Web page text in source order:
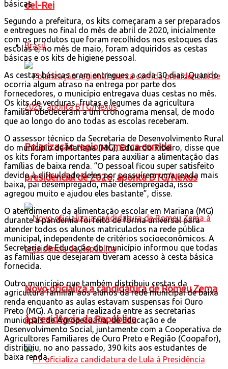
del-Rei
Brasil
Polarização regional marca corrida
presidencial de 2026, aponta BTG/Nexus
Novo oficializa a candidatura de Romeu Zema
à presidência da República
básicas.
Segundo a prefeitura, os kits começaram a ser preparados
e entregues no final do mês de abril de 2020, inicialmente
com os produtos que foram recolhidos nos estoques das
escolas e, no mês de maio, foram adquiridos as cestas
básicas e os kits de higiene pessoal.
As cestas básicas eram entregues a cada 30 dias. Quando
ocorria algum atraso na entrega por parte dos
fornecedores, o município entregava duas cestas no mês.
Os kits de verduras, frutas e legumes da agricultura
familiar obedeceram a um cronograma mensal, de modo
que ao longo do ano todas as escolas receberam.
O assessor técnico da Secretaria de Desenvolvimento Rural
do município de Mariana (MG), Eduardo Ribeiro, disse que
os kits foram importantes para auxiliar a alimentação das
famílias de baixa renda. “O pessoal ficou super satisfeito
devido à dificuldade deles por possuírem uma renda mais
baixa, pai desempregado, mãe desempregada, isso
agregou muito e ajudou eles bastante”, disse.
O atendimento da alimentação escolar em Mariana (MG)
durante a pandemia foi feito de forma universal para
atender todos os alunos matriculados na rede pública
municipal, independente de critérios socioeconômicos. A
Secretaria de Educação do município informou que todas
as famílias que desejaram tiveram acesso à cesta básica
fornecida.
Outro município que também distribuiu cestas da
agricultura familiar aos alunos da rede municipal de baixa
renda enquanto as aulas estavam suspensas foi Ouro
Preto (MG). A parceria realizada entre as secretarias
municipais de Agropecuária, de Educação e de
Desenvolvimento Social, juntamente com a Cooperativa de
Agricultores Familiares de Ouro Preto e Região (Coopafor),
distribuiu, no ano passado, 390 kits aos estudantes de
baixa renda.